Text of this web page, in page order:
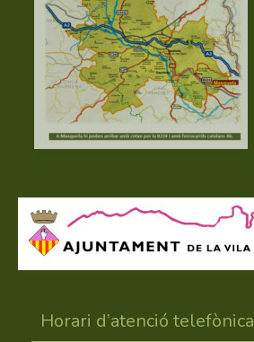
Horari d’atenció telefònica